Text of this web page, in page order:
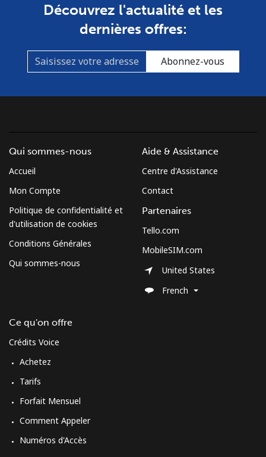
Découvrez l'actualité et les
dernières offres:
Abonnez-vous
Qui sommes-nous
Accueil
Mon Compte
Politique de confidentialité et
d'utilisation de cookies
Conditions Générales
Qui sommes-nous
Ce qu'on offre
Crédits Voice
Achetez
Tarifs
Forfait Mensuel
Comment Appeler
Numéros d'Accès
Aide & Assistance
Centre d'Assistance
Contact
Partenaires
Tello.com
MobileSIM.com
United States
French